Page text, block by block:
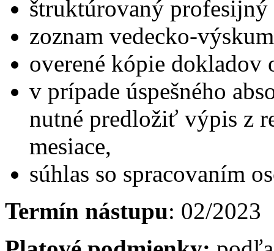
štruktúrovaný
zoznam vedecko-
overené kópie dokladov
v prípade úspešného
nutné predložiť výpis z
mesiace,
súhlas so spracovaním
Termín nástupu: 02/2023